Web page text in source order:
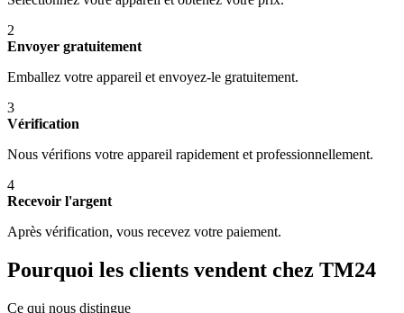
2
Envoyer gratuitement
Emballez votre appareil et envoyez-le gratuitement.
3
Vérification
Nous vérifions votre appareil rapidement et professionnellement.
4
Recevoir l'argent
Après vérification, vous recevez votre paiement.
Pourquoi les clients vendent chez TM24
Ce qui nous distingue